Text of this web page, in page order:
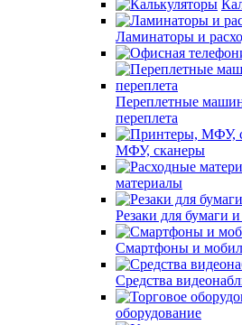
Ламинаторы и
Переплетные
переплета
МФУ, сканеры
материалы
Резаки для бумаги
Смартфоны и
Средства
оборудование